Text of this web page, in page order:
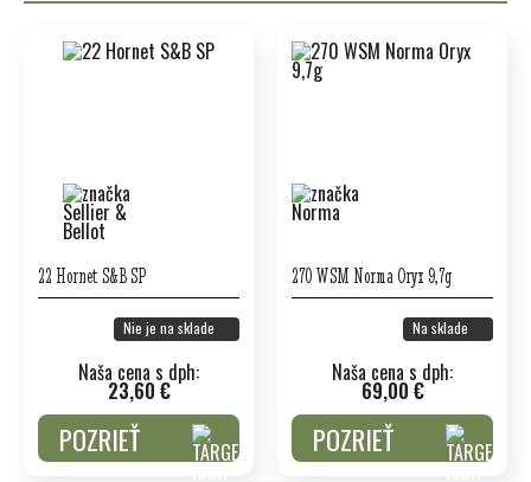
22 Hornet S&B SP
Nie je na sklade
Naša cena s dph:
23,60 €
POZRIEŤ
270 WSM Norma Oryx 9,7g
Na sklade
Naša cena s dph:
69,00 €
POZRIEŤ